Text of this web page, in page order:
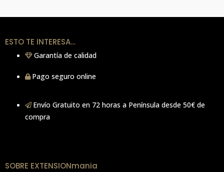
ESTO TE INTERESA…
Garantía de calidad
Pago seguro online
Envío Gratuito en 72 horas a Península desde 50€ de
compra
SOBRE EXTENSIONmania